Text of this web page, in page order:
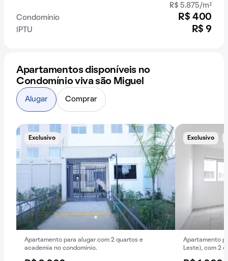
R$ 5.875/m²
Condomínio
R$ 400
IPTU R$ 9
Apartamentos disponíveis no
Condomínio viva são Miguel
Exclusivo
Apartamento para alugar com 2 quartos e
academia no condomínio.
Exclusivo
Apartamento
Leste), com 2
Alugar Comprar